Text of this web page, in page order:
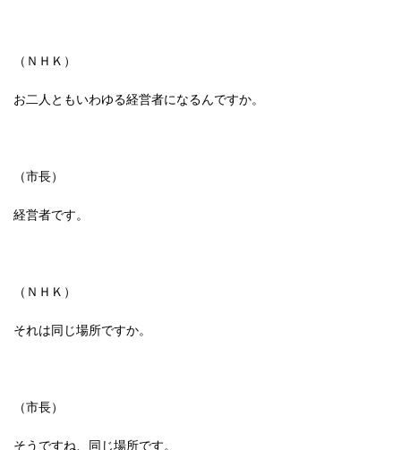
（ＮＨＫ）
お二人ともいわゆる経営者になるんですか。
（市長）
経営者です。
（ＮＨＫ）
それは同じ場所ですか。
（市長）
そうですね、同じ場所です。